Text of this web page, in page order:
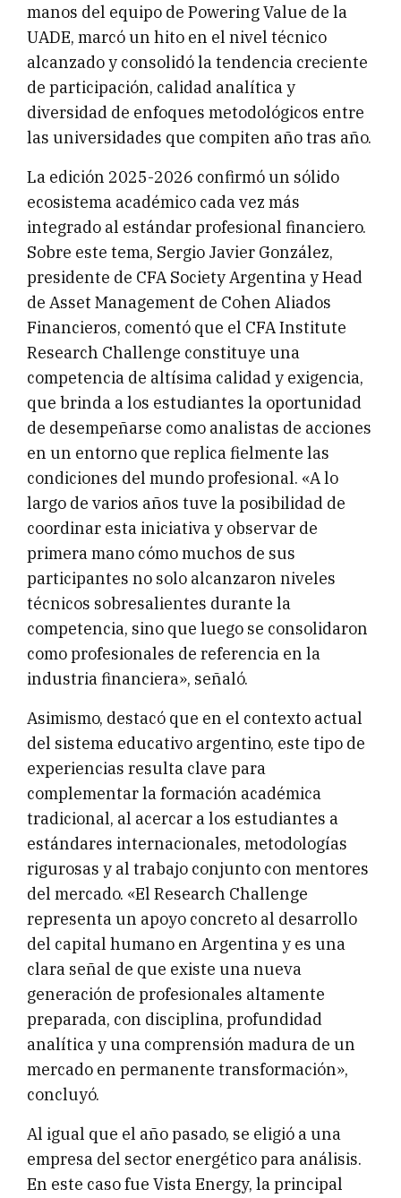
manos del equipo de Powering Value de la
UADE, marcó un hito en el nivel técnico
alcanzado y consolidó la tendencia creciente
de participación, calidad analítica y
diversidad de enfoques metodológicos entre
las universidades que compiten año tras año.
La edición 2025-2026 confirmó un sólido
ecosistema académico cada vez más
integrado al estándar profesional financiero.
Sobre este tema, Sergio Javier González,
presidente de CFA Society Argentina y Head
de Asset Management de Cohen Aliados
Financieros, comentó que el CFA Institute
Research Challenge constituye una
competencia de altísima calidad y exigencia,
que brinda a los estudiantes la oportunidad
de desempeñarse como analistas de acciones
en un entorno que replica fielmente las
condiciones del mundo profesional. «A lo
largo de varios años tuve la posibilidad de
coordinar esta iniciativa y observar de
primera mano cómo muchos de sus
participantes no solo alcanzaron niveles
técnicos sobresalientes durante la
competencia, sino que luego se consolidaron
como profesionales de referencia en la
industria financiera», señaló.
Asimismo, destacó que en el contexto actual
del sistema educativo argentino, este tipo de
experiencias resulta clave para
complementar la formación académica
tradicional, al acercar a los estudiantes a
estándares internacionales, metodologías
rigurosas y al trabajo conjunto con mentores
del mercado. «El Research Challenge
representa un apoyo concreto al desarrollo
del capital humano en Argentina y es una
clara señal de que existe una nueva
generación de profesionales altamente
preparada, con disciplina, profundidad
analítica y una comprensión madura de un
mercado en permanente transformación»,
concluyó.
Al igual que el año pasado, se eligió a una
empresa del sector energético para análisis.
En este caso fue Vista Energy, la principal